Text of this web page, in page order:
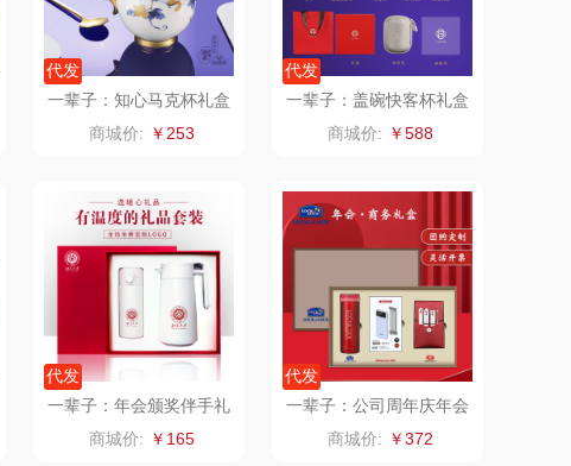
汤姆逊 皮尔卡丹（皮具
类）
锡品源 狮峰
万华茶林
绿鼻子 乐扣乐扣（箱包杯
壶）
WENGER/威戈
富安娜（包销款） 冈州故事
半亩川 双立人
代发
一辈子：知心马克杯礼盒
商城价: ￥253
代发
一辈子：盖碗快客杯礼盒
商城价: ￥588
代发
一辈子：年会颁奖伴手礼
杯壶套装暖心福利商务礼
品定制纪念品
商城价: ￥165
代发
一辈子：公司周年庆年会
礼品活动纪念品保温杯套
装
商城价: ￥372